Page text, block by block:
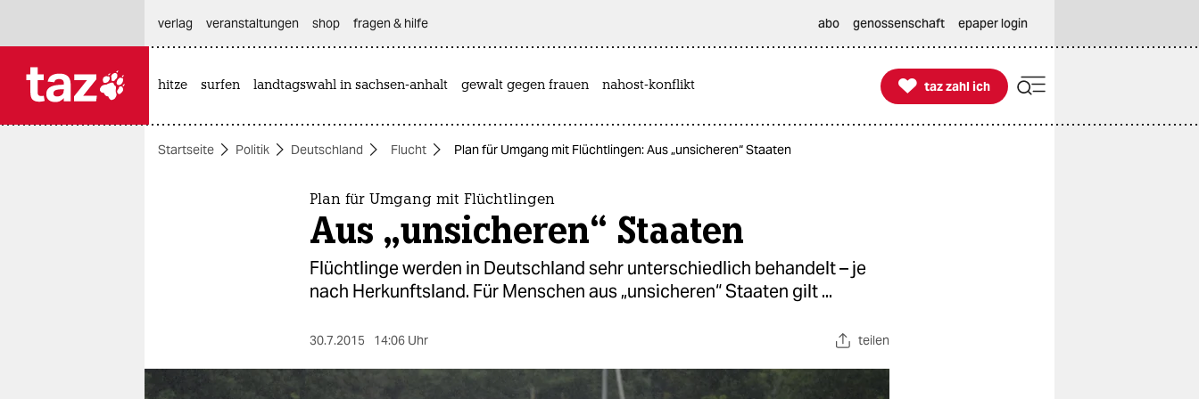
themen
verlag
veranstaltungen shop fragen & hilfe abo genossenschaft epaper login
hitze surfen landtagswahl in sachsen-anhalt gewalt gegen frauen nahost-konflikt 
taz zahl ich
taz zahl ich
Startseite Politik Deutschland Flucht Plan für Umgang mit Flüchtlingen: Aus „unsicheren“ Staaten
Plan für Umgang mit Flüchtlingen
Aus „unsicheren“ Staaten
Flüchtlinge werden in Deutschland sehr unterschiedlich behandelt – je
nach Herkunftsland. Für Menschen aus „unsicheren“ Staaten gilt ...
30.7.2015 14:06 Uhr teilen